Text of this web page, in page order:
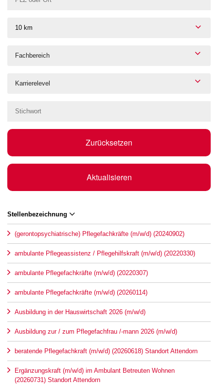
10 km
Fachbereich
Karrierelevel
Zurücksetzen
Aktualisieren
Stellenbezeichnung
(gerontopsychiatrische) Pflegefachkräfte (m/w/d) (20240902)
ambulante Pflegeassistenz / Pflegehilfskraft (m/w/d) (20220330)
ambulante Pflegefachkräfte (m/w/d) (20220307)
ambulante Pflegefachkräfte (m/w/d) (20260114)
Ausbildung in der Hauswirtschaft 2026 (m/w/d)
Ausbildung zur / zum Pflegefachfrau /-mann 2026 (m/w/d)
beratende Pflegefachkraft (m/w/d) (20260618) Standort Attendorn
Ergänzungskraft (m/w/d) im Ambulant Betreuten Wohnen
(20260731) Standort Attendorn